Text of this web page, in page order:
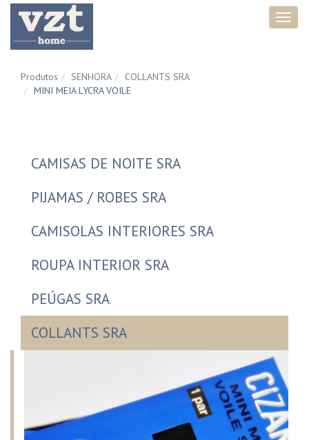
Produtos SENHORA
COLLANTS SRA
MINI MEIA LYCRA VOILE
CAMISAS DE NOITE SRA
PIJAMAS / ROBES SRA
CAMISOLAS INTERIORES SRA
ROUPA INTERIOR SRA
PEÚGAS SRA
COLLANTS SRA